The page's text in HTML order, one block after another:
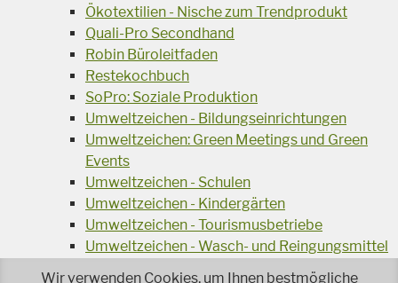
Ökotextilien - Nische zum Trendprodukt
Quali-Pro Secondhand
Robin Büroleitfaden
Restekochbuch
SoPro: Soziale Produktion
Umweltzeichen - Bildungseinrichtungen
Umweltzeichen: Green Meetings und Green
Events
Umweltzeichen - Schulen
Umweltzeichen - Kindergärten
Umweltzeichen - Tourismusbetriebe
Umweltzeichen - Wasch- und Reingungsmittel
Veranstaltungsreihe Ressourcen-Effizienz
Wir verwenden Cookies, um Ihnen bestmögliche